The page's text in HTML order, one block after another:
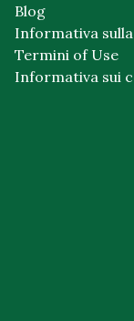
Blog
Informativa
Termini of Use
Informativa sui